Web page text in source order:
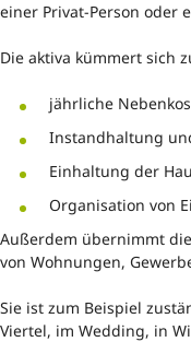
einer Privat-Person oder
Die aktiva kümmert sich
jährliche
Instandhaltung
Einhaltung der
Organisation von
Außerdem übernimmt
von Wohnungen,
Sie ist zum Beispiel
Viertel, im Wedding, in